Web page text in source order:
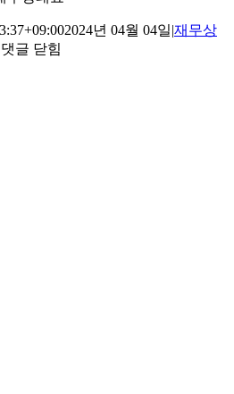
2024년 04월 04일|재무상
글 닫힘